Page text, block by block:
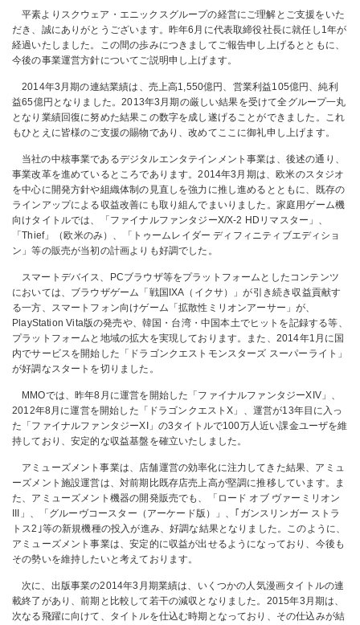
平素よりスクウェア・エニックスグループの経営にご理解とご支援をいた
だき、誠にありがとうございます。昨年6月に代表取締役社長に就任し1年が
経過いたしました。この間の歩みにつきましてご報告申し上げるとともに、
今後の事業運営方針についてご説明申し上げます。
2014年3月期の連結業績は、売上高1,550億円、営業利益105億円、純利
益65億円となりました。2013年3月期の厳しい結果を受けて全グループ一丸
となり業績回復に努めた結果この数字を成し遂げることができました。これ
もひとえに皆様のご支援の賜物であり、改めてここに御礼申し上げます。
当社の中核事業であるデジタルエンタテインメント事業は、後述の通り、
事業改革を進めているところであります。2014年3月期は、欧米のスタジオ
を中心に開発方針や組織体制の見直しを強力に推し進めるとともに、既存の
ラインアップによる収益改善にも取り組んでまいりました。家庭用ゲーム機
向けタイトルでは、「ファイナルファンタジーX/X-2 HDリマスター」、
「Thief」（欧米のみ）、「トゥームレイダー ディフィニティブエディショ
ン」等の販売が当初の計画よりも好調でした。
スマートデバイス、PCブラウザ等をプラットフォームとしたコンテンツ
においては、ブラウザゲーム「戦国IXA（イクサ）」が引き続き収益貢献す
る一方、スマートフォン向けゲーム「拡散性ミリオンアーサー」が、
PlayStation Vita版の発売や、韓国・台湾・中国本土でヒットを記録する等、
プラットフォームと地域の拡大を実現しております。また、2014年1月に国
内でサービスを開始した「ドラゴンクエストモンスターズ スーパーライト」
が好調なスタートを切りました。
MMOでは、昨年8月に運営を開始した「ファイナルファンタジーXIV」、
2012年8月に運営を開始した「ドラゴンクエストX」、運営が13年目に入っ
た「ファイナルファンタジーXI」の3タイトルで100万人近い課金ユーザを維
持しており、安定的な収益基盤を確立いたしました。
アミューズメント事業は、店舗運営の効率化に注力してきた結果、アミュ
ーズメント施設運営は、対前期比既存店売上高が堅調に推移しています。ま
た、アミューズメント機器の開発販売でも、「ロード オブ ヴァーミリオン
III」、「グルーヴコースター（アーケード版）」、｢ガンスリンガー ストラ
トス2｣等の新規機種の投入が進み、好調な結果となりました。このように、
アミューズメント事業は、安定的に収益が出せるようになっており、今後も
その勢いを維持したいと考えております。
次に、出版事業の2014年3月期業績は、いくつかの人気漫画タイトルの連
載終了があり、前期と比較して若干の減収となりました。2015年3月期は、
次なる飛躍に向けて、タイトルを仕込む時期となっており、その仕込みが結